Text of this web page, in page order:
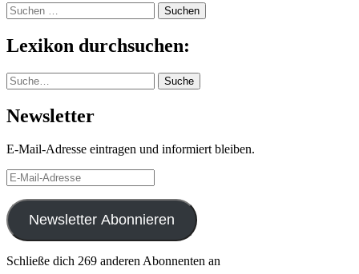
Suchen
nach:
Lexikon durchsuchen:
Suche Suche
Newsletter
E-Mail-Adresse eintragen und informiert bleiben.
E-
Mail-
Adresse
Newsletter Abonnieren
Schließe dich 269 anderen Abonnenten an